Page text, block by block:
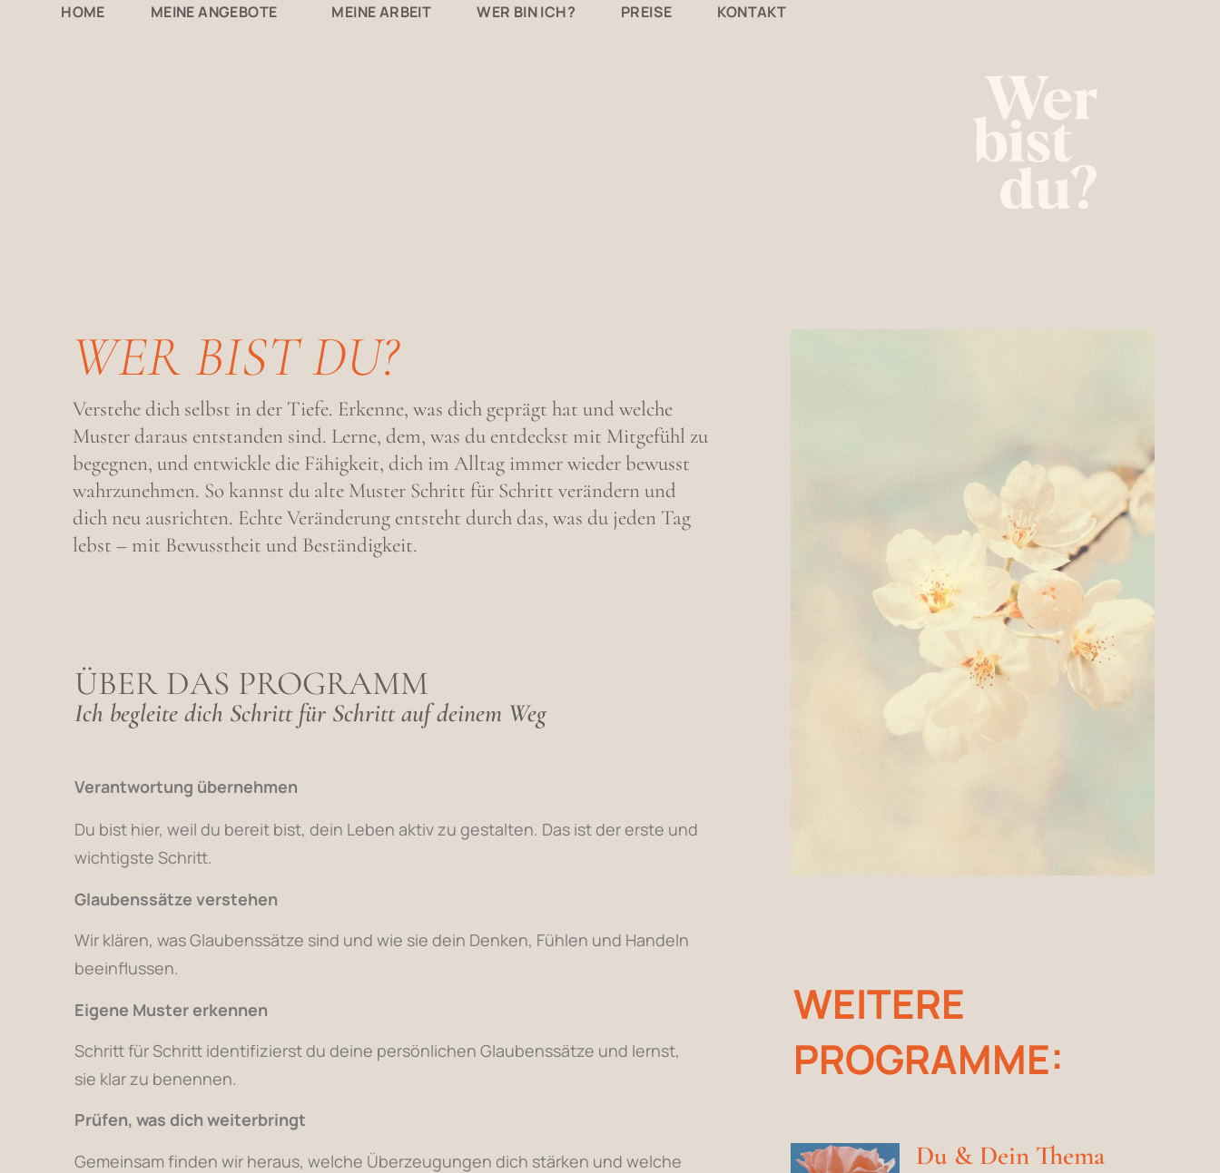
HOME MEINE ANGEBOTE MEINE ARBEIT WER BIN ICH? PREISE KONTAKT
WER BIST DU?
Verstehe dich selbst in der Tiefe. Erkenne, was dich geprägt hat und welche
Muster daraus entstanden sind. Lerne, dem, was du entdeckst mit Mitgefühl zu
begegnen, und entwickle die Fähigkeit, dich im Alltag immer wieder bewusst
wahrzunehmen. So kannst du alte Muster Schritt für Schritt verändern und
dich neu ausrichten. Echte Veränderung entsteht durch das, was du jeden Tag
lebst – mit Bewusstheit und Beständigkeit.
ÜBER DAS PROGRAMM
Ich begleite dich Schritt für Schritt auf deinem Weg
Verantwortung übernehmen
Du bist hier, weil du bereit bist, dein Leben aktiv zu gestalten. Das ist der erste und
wichtigste Schritt.
Glaubenssätze verstehen
Wir klären, was Glaubenssätze sind und wie sie dein Denken, Fühlen und Handeln
beeinflussen.
Eigene Muster erkennen
Schritt für Schritt identifizierst du deine persönlichen Glaubenssätze und lernst,
sie klar zu benennen.
Prüfen, was dich weiterbringt
Gemeinsam finden wir heraus, welche Überzeugungen dich stärken und welche
WEITERE
PROGRAMME:
Du & Dein Thema